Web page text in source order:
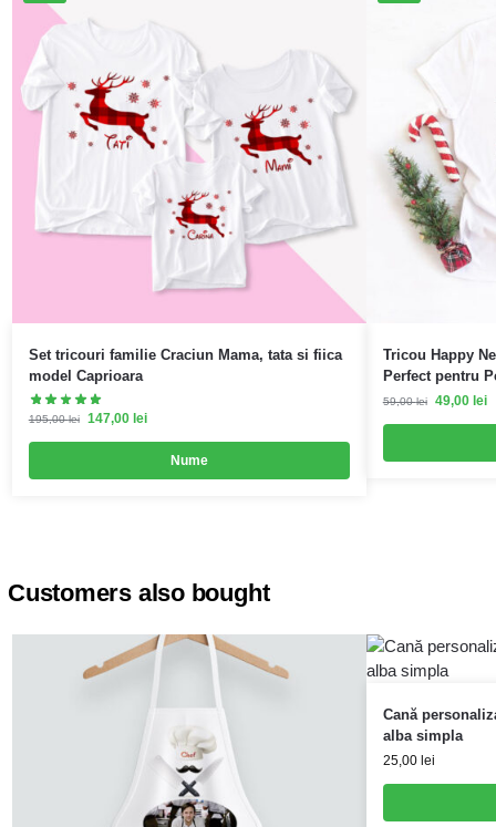
Set tricouri familie Craciun Mama, tata si fiica
model Caprioara
195,00lei 147,00 lei
Nume
Tricou Happy
Perfect pentru
59,00lei 49,00 lei
Customers also bought
Cană
alba simpla
25,00 lei